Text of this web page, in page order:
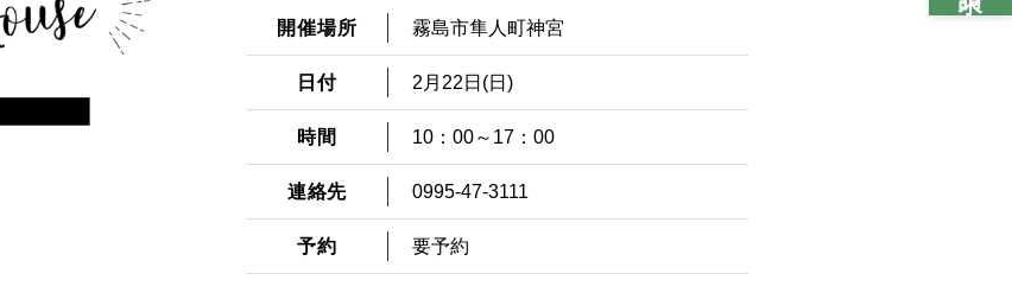
開催場所 霧島市隼人町神宮
日付 2月22日(日)
時間 10：00～17：00
連絡先 0995-47-3111
予約 要予約